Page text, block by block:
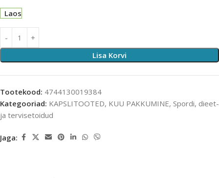
Laos
Lisa Korvi
Tootekood: 4744130019384
Kategooriad: KAPSLITOOTED, KUU PAKKUMINE, Spordi, dieet-
ja tervisetoidud
Jaga: